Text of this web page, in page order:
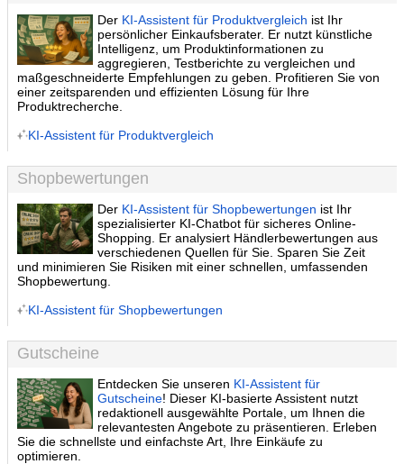
Der KI-Assistent für Produktvergleich ist Ihr
persönlicher Einkaufsberater. Er nutzt künstliche
Intelligenz, um Produktinformationen zu
aggregieren, Testberichte zu vergleichen und
maßgeschneiderte Empfehlungen zu geben. Profitieren Sie von
einer zeitsparenden und effizienten Lösung für Ihre
Produktrecherche.
KI-Assistent für Produktvergleich
Shopbewertungen
Der KI-Assistent für Shopbewertungen ist Ihr
spezialisierter KI-Chatbot für sicheres Online-
Shopping. Er analysiert Händlerbewertungen aus
verschiedenen Quellen für Sie. Sparen Sie Zeit
und minimieren Sie Risiken mit einer schnellen, umfassenden
Shopbewertung.
KI-Assistent für Shopbewertungen
Gutscheine
Entdecken Sie unseren KI-Assistent für
Gutscheine! Dieser KI-basierte Assistent nutzt
redaktionell ausgewählte Portale, um Ihnen die
relevantesten Angebote zu präsentieren. Erleben
Sie die schnellste und einfachste Art, Ihre Einkäufe zu
optimieren.